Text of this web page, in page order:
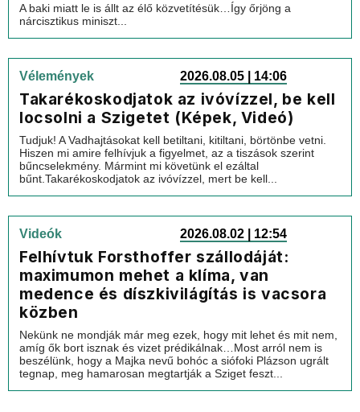
A baki miatt le is állt az élő közvetítésük…Így őrjöng a
nárcisztikus miniszt...
Vélemények 2026.08.05 | 14:06
Takarékoskodjatok az ivóvízzel, be kell
locsolni a Szigetet (Képek, Videó)
Tudjuk! A Vadhajtásokat kell betiltani, kitiltani, börtönbe vetni.
Hiszen mi amire felhívjuk a figyelmet, az a tiszások szerint
bűncselekmény. Mármint mi követünk el ezáltal
bűnt.Takarékoskodjatok az ivóvízzel, mert be kell...
Videók 2026.08.02 | 12:54
Felhívtuk Forsthoffer szállodáját:
maximumon mehet a klíma, van
medence és díszkivilágítás is vacsora
közben
Nekünk ne mondják már meg ezek, hogy mit lehet és mit nem,
amíg ők bort isznak és vizet prédikálnak…Most arról nem is
beszélünk, hogy a Majka nevű bohóc a siófoki Plázson ugrált
tegnap, meg hamarosan megtartják a Sziget feszt...